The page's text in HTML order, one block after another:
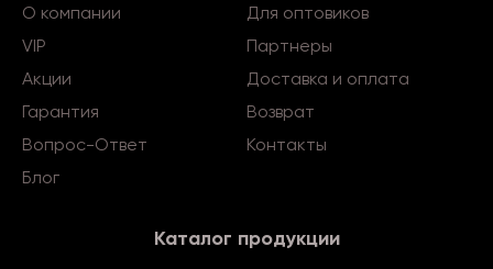
О компании
Для оптовиков
VIP
Партнеры
Акции
Доставка и оплата
Гарантия
Возврат
Вопрос-Ответ
Контакты
Блог
Каталог продукции